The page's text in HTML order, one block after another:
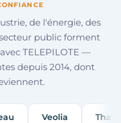
de l'énergie, des
public forment
TELEPILOTE —
depuis 2014, dont
Veolia Thales